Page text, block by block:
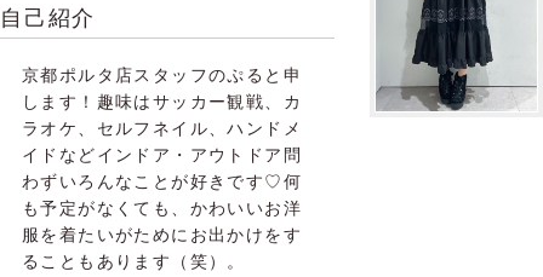
自己紹介
京都ポルタ店スタッフのぷると申
します！趣味はサッカー観戦、カ
ラオケ、セルフネイル、ハンドメ
イドなどインドア・アウトドア問
わずいろんなことが好きです♡何
も予定がなくても、かわいいお洋
服を着たいがためにお出かけをす
ることもあります（笑）。